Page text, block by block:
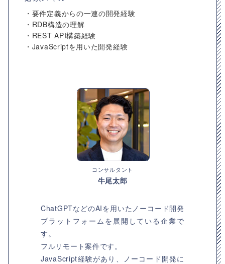
・要件定義からの一連の開発経験
・RDB構造の理解
・REST API構築経験
・JavaScriptを用いた開発経験
コンサルタント
牛尾太郎
ChatGPTなどのAIを用いたノーコード開発
プラットフォームを展開している企業で
す。
フルリモート案件です。
JavaScript経験があり、ノーコード開発に